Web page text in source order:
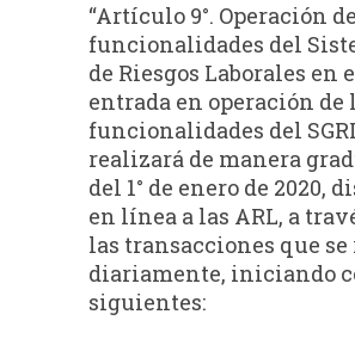
“Artículo 9°. Operación
funcionalidades del
de Riesgos Laborales en
entrada en operación de
funcionalidades del
realizará de manera
del 1° de enero de 2020,
en línea a las ARL, a
las transacciones que
diariamente, iniciando
siguientes: